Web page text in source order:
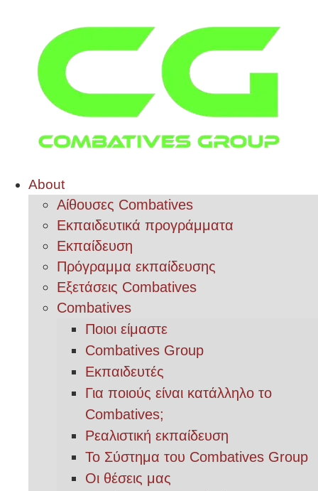
About
Αίθουσες Combatives
Εκπαιδευτικά προγράμματα
Εκπαίδευση
Πρόγραμμα εκπαίδευσης
Εξετάσεις Combatives
Combatives
Ποιοι είμαστε
Combatives Group
Εκπαιδευτές
Για ποιούς είναι κατάλληλο το
Combatives;
Ρεαλιστική εκπαίδευση
Το Σύστημα του Combatives Group
Οι θέσεις μας